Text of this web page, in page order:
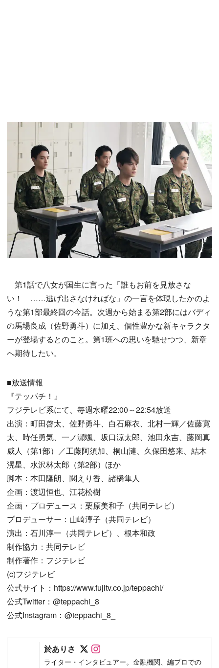
第1話で八女が国生に言った「誰もお前を見放さな
い！ ……逃げ出さなければな」の一言を体現したかのよ
うな第1部最終回の今話。次週から始まる第2部にはバディ
の馬場良成（佐野勇斗）に加え、個性豊かな新キャラクタ
ーが登場するとのこと。第1班への思いを馳せつつ、新章
へ期待したい。
■放送情報
『テッパチ！』
フジテレビ系にて、毎週水曜22:00～22:54放送
出演：町田啓太、佐野勇斗、白石麻衣、北村一輝／佐藤寛
太、時任勇気、一ノ瀬颯、坂口涼太郎、池田永吉、藤岡真
威人（第1部）／工藤阿須加、桐山漣、久保田悠来、結木
滉星、水沢林太郎（第2部）ほか
脚本：本田隆朗、関えり香、諸橋隼人
企画：渡辺恒也、江花松樹
企画・プロデュース：栗原美和子（共同テレビ）
プロデューサー：山崎淳子（共同テレビ）
演出：石川淳一（共同テレビ）、根本和政
制作協力：共同テレビ
制作著作：フジテレビ
(c)フジテレビ
公式サイト：https://www.fujitv.co.jp/teppachi/
公式Twitter：@teppachi_8
公式Instagram：@teppachi_8_
於ありさ Follow on SNS
ライター・インタビュアー。金融機関、編プロでの